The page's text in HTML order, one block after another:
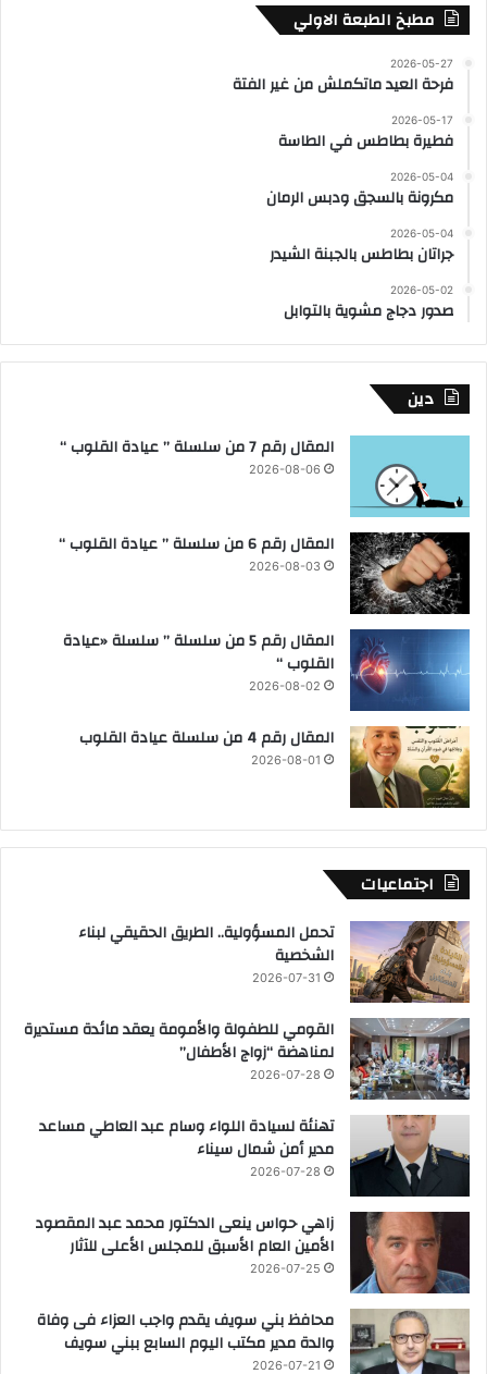
مطبخ الطبعة الاولي
2026-05-27
فرحة العيد ماتكملش من غير الفتة
2026-05-17
فطيرة بطاطس في الطاسة
2026-05-04
مكرونة بالسجق ودبس الرمان
2026-05-04
جراتان بطاطس بالجبنة الشيدر
2026-05-02
صدور دجاج مشوية بالتوابل
دين
المقال رقم 7 من سلسلة ” عيادة القلوب “
2026-08-06
المقال رقم 6 من سلسلة ” عيادة القلوب “
2026-08-03
المقال رقم 5 من سلسلة ” سلسلة «عيادة
القلوب “
2026-08-02
المقال رقم 4 من سلسلة عيادة القلوب
2026-08-01
اجتماعيات
تحمل المسؤولية.. الطريق الحقيقي لبناء
الشخصية
2026-07-31
القومي للطفولة والأمومة يعقد مائدة مستديرة
لمناهضة “زواج الأطفال”
2026-07-28
تهنئة لسيادة اللواء وسام عبد العاطي مساعد
مدير أمن شمال سيناء
2026-07-28
زاهي حواس ينعى الدكتور محمد عبد المقصود
الأمين العام الأسبق للمجلس الأعلى للآثار
2026-07-25
محافظ بني سويف يقدم واجب العزاء فى وفاة
والدة مدير مكتب اليوم السابع ببني سويف
2026-07-21